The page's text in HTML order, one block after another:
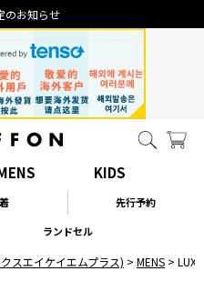
のお知らせ
KIDS
先行予約
ランドセル
スエイケイエムプラス) MENS